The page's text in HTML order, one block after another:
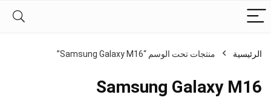
الرئيسية منتجات تحت الوسم “Samsung Galaxy M16”
Samsung Galaxy M16